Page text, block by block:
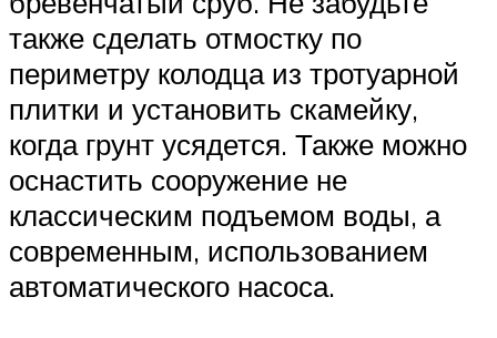
также сделать отмостку по
периметру колодца из тротуарной
плитки и установить скамейку,
когда грунт усядется. Также можно
оснастить сооружение не
классическим подъемом воды, а
современным, использованием
автоматического насоса.